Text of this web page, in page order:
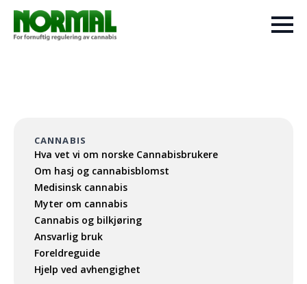
CANNABIS
Hva vet vi om norske Cannabisbrukere
Om hasj og cannabisblomst
Medisinsk cannabis
Myter om cannabis
Cannabis og bilkjøring
Ansvarlig bruk
Foreldreguide
Hjelp ved avhengighet